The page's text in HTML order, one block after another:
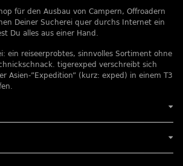
für den Ausbau von Campern, Offroadern
Deiner Sucherei quer durchs Internet ein
Du alles aus einer Hand.
ein reiseerprobtes, sinnvolles Sortiment ohne
tigerexped verschreibt sich
Asien-”Expedition” (kurz: exped) in einem T3